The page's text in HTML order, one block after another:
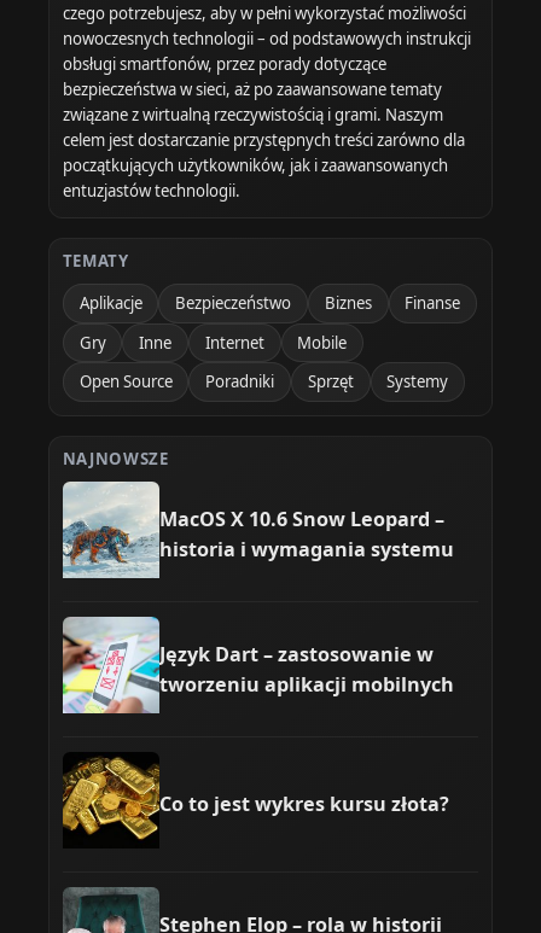
czego potrzebujesz, aby w pełni wykorzystać możliwości
nowoczesnych technologii – od podstawowych instrukcji
obsługi smartfonów, przez porady dotyczące
bezpieczeństwa w sieci, aż po zaawansowane tematy
związane z wirtualną rzeczywistością i grami. Naszym
celem jest dostarczanie przystępnych treści zarówno dla
początkujących użytkowników, jak i zaawansowanych
entuzjastów technologii.
TEMATY
Aplikacje
Bezpieczeństwo Biznes
Finanse
Gry
Inne Internet
Mobile
Open Source
Poradniki Sprzęt Systemy
NAJNOWSZE
MacOS X 10.6 Snow Leopard –
historia i wymagania systemu
Język Dart – zastosowanie w
tworzeniu aplikacji mobilnych
Co to jest wykres kursu złota?
Stephen Elop – rola w historii